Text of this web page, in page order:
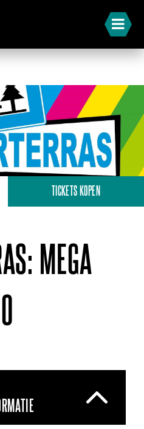
TICKETS KOPEN
MEGA